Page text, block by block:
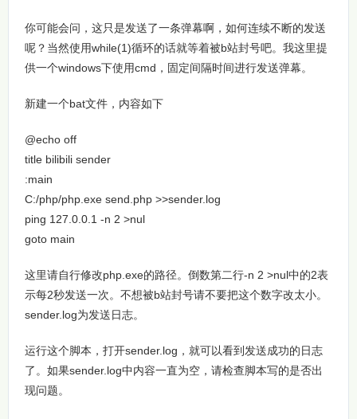
你可能会问，这只是发送了一条弹幕啊，如何连续不断的发送
呢？当然使用while(1)循环的话就等着被b站封号吧。我这里提
供一个windows下使用cmd，固定间隔时间进行发送弹幕。
新建一个bat文件，内容如下
@echo off
title bilibili sender
:main
C:/php/php.exe send.php >>sender.log
ping 127.0.0.1 -n 2 >nul
goto main
这里请自行修改php.exe的路径。倒数第二行-n 2 >nul中的2表
示每2秒发送一次。不想被b站封号请不要把这个数字改太小。
sender.log为发送日志。
运行这个脚本，打开sender.log，就可以看到发送成功的日志
了。如果sender.log中内容一直为空，请检查脚本写的是否出
现问题。